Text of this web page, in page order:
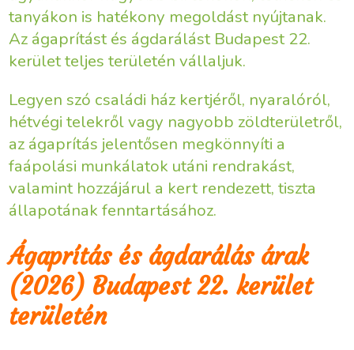
tanyákon is hatékony megoldást nyújtanak.
Az ágaprítást és ágdarálást Budapest 22.
kerület teljes területén vállaljuk.
Legyen szó családi ház kertjéről, nyaralóról,
hétvégi telekről vagy nagyobb zöldterületről,
az ágaprítás jelentősen megkönnyíti a
faápolási munkálatok utáni rendrakást,
valamint hozzájárul a kert rendezett, tiszta
állapotának fenntartásához.
Ágaprítás és ágdarálás árak
(2026) Budapest 22. kerület
területén